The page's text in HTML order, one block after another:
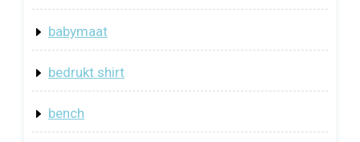
babymaat
bedrukt shirt
bench